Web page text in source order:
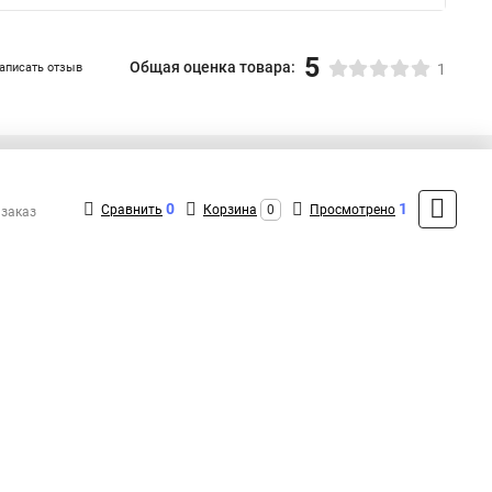
отзыв Общая оценка товара: 5 1
+7 (495) 431-16-66
MAX: +7 (916) 031-40-57
Сравнить 0 Корзина 0 Просмотрено 1